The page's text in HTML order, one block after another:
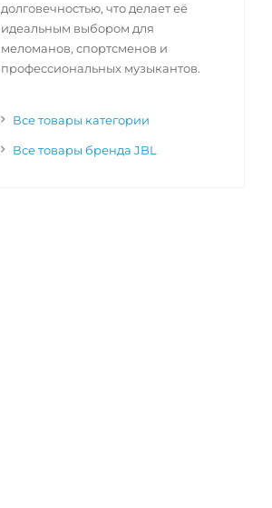
долговечностью, что делает её
идеальным выбором для
меломанов, спортсменов и
профессиональных музыкантов.
Все товары категории
Все товары бренда JBL